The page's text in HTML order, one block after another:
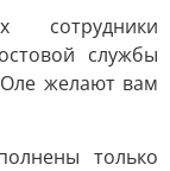
сотрудники
службы
желают вам
только